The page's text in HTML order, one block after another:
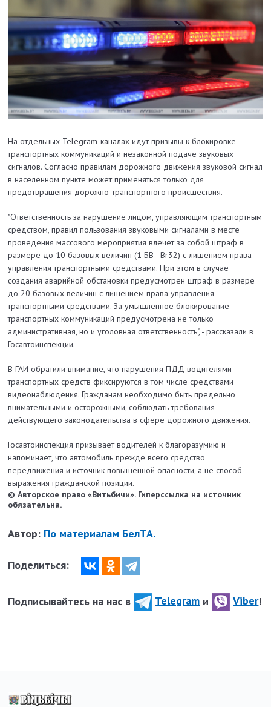
На отдельных Telegram-каналах идут призывы к блокировке
транспортных коммуникаций и незаконной подаче звуковых
сигналов. Согласно правилам дорожного движения звуковой сигнал
в населенном пункте может применяться только для
предотвращения дорожно-транспортного происшествия.
"Ответственность за нарушение лицом, управляющим транспортным
средством, правил пользования звуковыми сигналами в месте
проведения массового мероприятия влечет за собой штраф в
размере до 10 базовых величин (1 БВ - Br32) с лишением права
управления транспортными средствами. При этом в случае
создания аварийной обстановки предусмотрен штраф в размере
до 20 базовых величин с лишением права управления
транспортными средствами. За умышленное блокирование
транспортных коммуникаций предусмотрена не только
административная, но и уголовная ответственность", - рассказали в
Госавтоинспекции.
В ГАИ обратили внимание, что нарушения ПДД водителями
транспортных средств фиксируются в том числе средствами
видеонаблюдения. Гражданам необходимо быть предельно
внимательными и осторожными, соблюдать требования
действующего законодательства в сфере дорожного движения.
Госавтоинспекция призывает водителей к благоразумию и
напоминает, что автомобиль прежде всего средство
передвижения и источник повышенной опасности, а не способ
выражения гражданской позиции.
© Авторское право «Витьбичи». Гиперссылка на источник
обязательна.
Автор: По материалам БелТА.
Поделиться:
Подписывайтесь на нас в Telegram и Viber!